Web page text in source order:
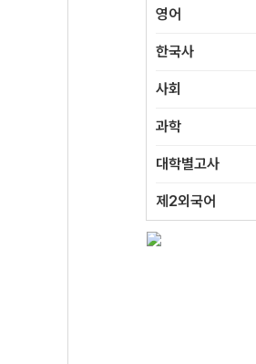
영어
한국사
사회
과학
대학별고사
제2외국어